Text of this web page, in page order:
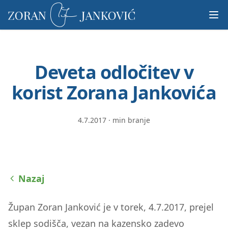
upoštevajte:
To
dostopnosti.
Deveta odločitev v
korist Zorana Jankovića
4.7.2017 · min branje
Nazaj
Župan Zoran Janković je v torek, 4.7.2017, prejel
sklep sodišča, vezan na kazensko zadevo